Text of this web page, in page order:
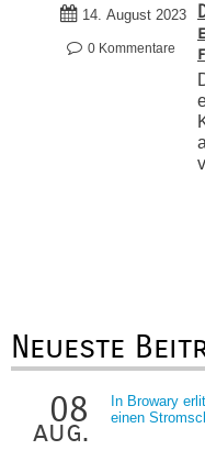
14. August 2023
0 Kommentare
Neueste
08
aug.
In Browary
einen